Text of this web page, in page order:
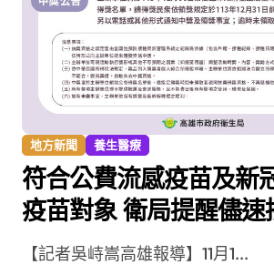
地方新聞 養生醫療
符合公費流感疫苗及新
疫苗對象 衛局提醒儘速
種 【記者吳峙嵩高雄報導】11月1...